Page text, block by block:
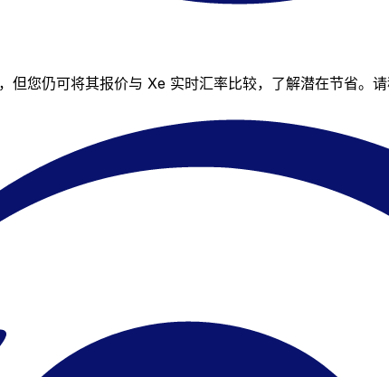
您仍可将其报价与 Xe 实时汇率比较，了解潜在节省。请